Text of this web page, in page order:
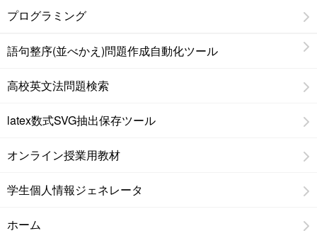
プログラミング
語句整序(並べかえ)問題作成自動化ツール
高校英文法問題検索
latex数式SVG抽出保存ツール
オンライン授業用教材
学生個人情報ジェネレータ
ホーム